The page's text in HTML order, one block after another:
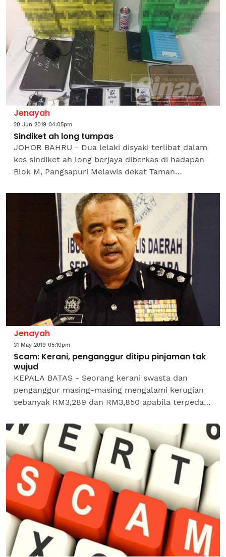
Jenayah
20 Jun 2019 04:05pm
Sindiket ah long tumpas
JOHOR BAHRU - Dua lelaki disyaki terlibat dalam
kes sindiket ah long berjaya diberkas di hadapan
Blok M, Pangsapuri Melawis dekat Taman
Johor...
Jenayah
31 May 2019 05:10pm
Scam: Kerani, penganggur ditipu pinjaman tak
wujud
KEPALA BATAS - Seorang kerani swasta dan
penganggur masing-masing mengalami kerugian
sebanyak RM3,289 dan RM3,850 apabila terpedaya
semalam. Ketua Polis...